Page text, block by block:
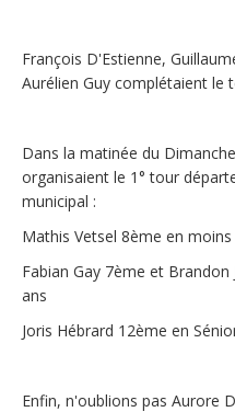
François D'Estienne,
Aurélien Guy complétaient le
Dans la matinée du
organisaient le 1° tour
municipal :
Mathis Vetsel 8ème en
Fabian Gay 7ème et
ans
Joris Hébrard 12ème en
Enfin, n'oublions pas Aurore